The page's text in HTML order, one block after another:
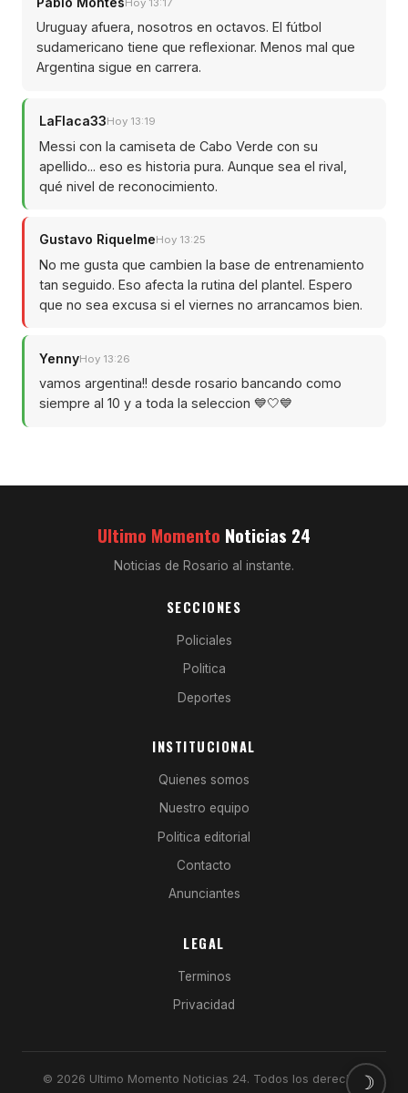
Uruguay afuera, nosotros en octavos. El fútbol
sudamericano tiene que reflexionar. Menos mal que
Argentina sigue en carrera.
LaFlaca33Hoy 13:19
Messi con la camiseta de Cabo Verde con su
apellido... eso es historia pura. Aunque sea el rival,
qué nivel de reconocimiento.
Gustavo RiquelmeHoy 13:25
No me gusta que cambien la base de entrenamiento
tan seguido. Eso afecta la rutina del plantel. Espero
que no sea excusa si el viernes no arrancamos bien.
YennyHoy 13:26
vamos argentina!! desde rosario bancando como
siempre al 10 y a toda la seleccion 💙🤍💙
Ultimo Momento Noticias 24
Noticias de Rosario al instante.
SECCIONES
Policiales
Politica
Deportes
INSTITUCIONAL
Quienes somos
Nuestro equipo
Politica editorial
Contacto
Anunciantes
LEGAL
Terminos
Privacidad
© 2026 Ultimo Momento Noticias 24. Todos los derechos☽